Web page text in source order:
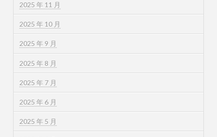
2025 年 11 月
2025 年 10 月
2025 年 9 月
2025 年 8 月
2025 年 7 月
2025 年 6 月
2025 年 5 月